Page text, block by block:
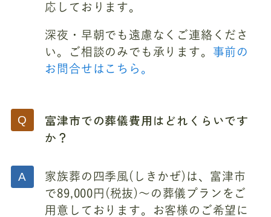
応しております。
深夜・早朝でも遠慮なくご連絡くださ
い。ご相談のみでも承ります。 事前の
お問合せはこちら。
富津市での葬儀費用はどれくらいです
か？
家族葬の四季風(しきかぜ)は、富津市
で89,000円(税抜)～の葬儀プランをご
用意しております。お客様のご希望に